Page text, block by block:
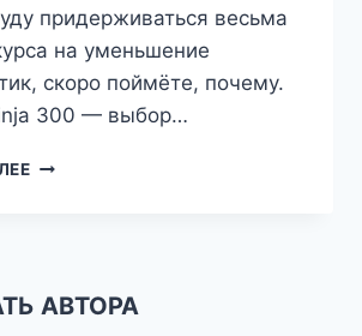
придерживаться весьма
на уменьшение
скоро поймёте, почему.
300 — выбор…
НЕПРАВИЛЬНЫЕ
АВТОРА